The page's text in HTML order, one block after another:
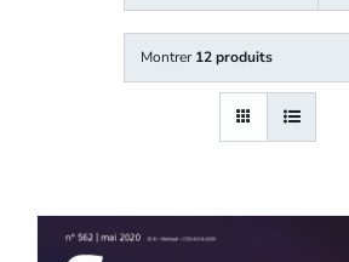
Montrer12 produits